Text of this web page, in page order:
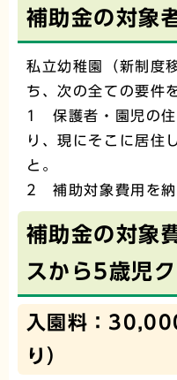
補助金の対象
私立幼稚園（新制度
ち、次の全ての要件
1 保護者・園児の住
り、現にそこに居住
と。
2 補助対象費用を納
補助金の対象
スから5歳児ク
入園料：
り）